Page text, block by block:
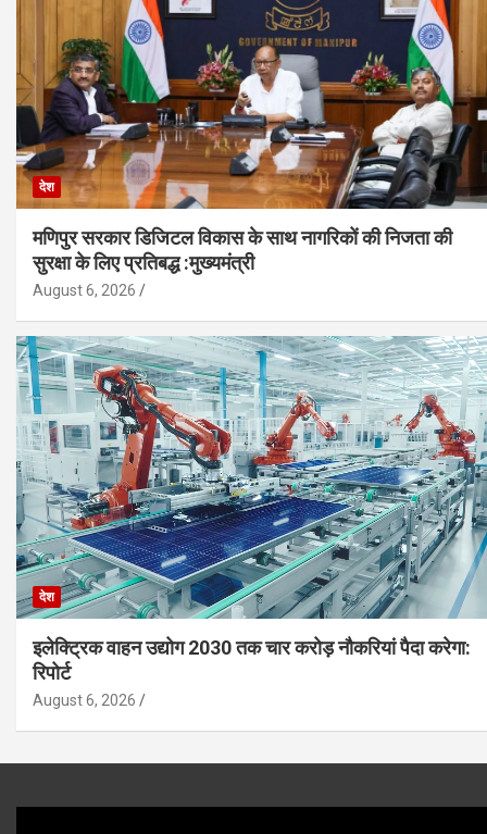
देश
मणिपुर सरकार डिजिटल विकास के साथ नागरिकों की निजता की
सुरक्षा के लिए प्रतिबद्ध :मुख्यमंत्री
August 6, 2026
देश
इलेक्ट्रिक वाहन उद्योग 2030 तक चार करोड़ नौकरियां पैदा करेगा:
रिपोर्ट
August 6, 2026